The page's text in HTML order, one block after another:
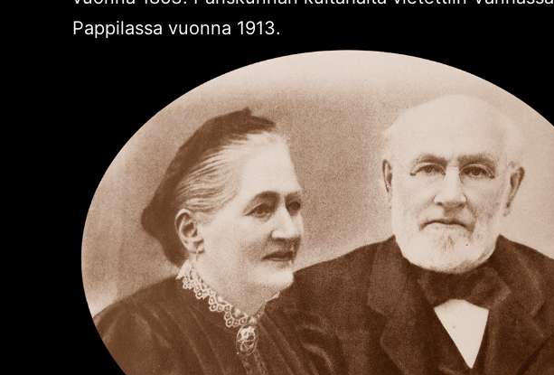
Pappilassa vuonna 1913.